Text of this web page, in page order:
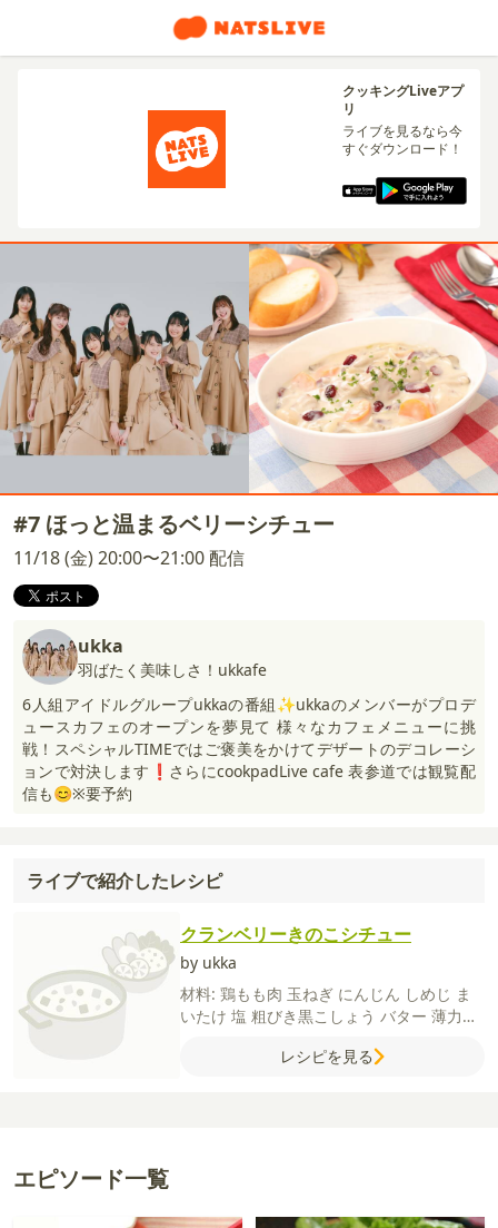
クッキングLiveアプ
リ
ライブを見るなら今
すぐダウンロード！
#7 ほっと温まるベリーシチュー
11/18 (金) 20:00〜21:00 配信
ukka
羽ばたく美味しさ！ukkafe
6人組アイドルグループukkaの番組✨ukkaのメンバーがプロデ
ュースカフェのオープンを夢見て 様々なカフェメニューに挑
戦！スペシャルTIMEではご褒美をかけてデザートのデコレーシ
ョンで対決します❗️さらにcookpadLive cafe 表参道では観覧配
信も😊※要予約
ライブで紹介したレシピ
クランベリーきのこシチュー
by ukka
材料: 鶏もも肉 玉ねぎ にんじん しめじ ま
いたけ 塩 粗びき黒こしょう バター 薄力粉
レシピを見る
エピソード一覧